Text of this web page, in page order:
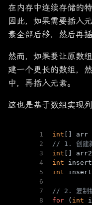
在内存中连续存储的
因此，如果需要插入
素全部后移，然后再插
然而，如果要让原数
建一个更长的数组，
中，再插入元素。
这也是基于数组实现
1
2
3
4
5
6
7
8
int [] arr
// 1. 创建新
int []
int
int
// 2. 复制插
for ( int